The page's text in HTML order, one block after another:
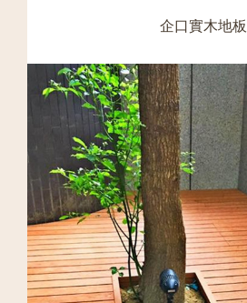
企口實木地板